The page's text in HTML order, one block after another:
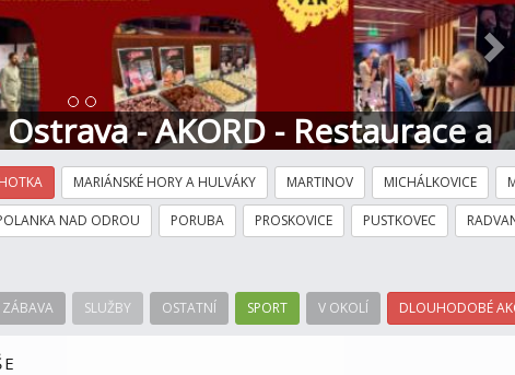
- AKORD - Restaurace a
MARIÁNSKÉ HORY A HULVÁKY MARTINOV MICHÁLKOVICE
NAD ODROU PORUBA PROSKOVICE PUSTKOVEC
ZÁBAVA SLUŽBY OSTATNÍ SPORT V OKOLÍ DLOUHODOBÉ